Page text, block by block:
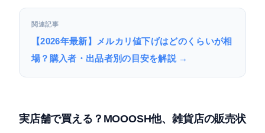
関連記事
【2026年最新】メルカリ値下げはどのくらいが相
場？購入者・出品者別の目安を解説 →
実店舗で買える？MOOOSH他、雑貨店の販売状